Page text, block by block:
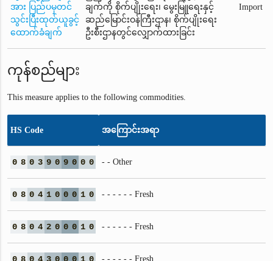
အား ပြည်ပမှတင်
သွင်းပြီးထုတ်ယူခွင့်
ထောက်ခံချက်
ချက်ကို စိုက်ပျိုးရေး၊ မွေးမြူရေးနှင့်
ဆည်မြောင်းဝန်ကြီးဌာန၊ စိုက်ပျိုးရေး
ဦးစီးဌာနတွင်လျှောက်ထားခြင်း
Import
ကုန်စည်များ
This measure applies to the following commodities.
HS Code အကြောင်းအရာ
0 8 0 3 9 0 9 0 0 0 - - Other
0 8 0 4 1 0 0 0 1 0 - - - - - - Fresh
0 8 0 4 2 0 0 0 1 0 - - - - - - Fresh
- - - - - - Fresh